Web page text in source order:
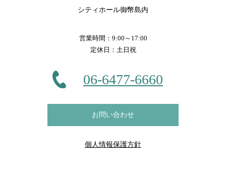
シティホール御幣島内
営業時間：9:00～17:00
定休日：土日祝
06-6477-6660
お問い合わせ
個人情報保護方針